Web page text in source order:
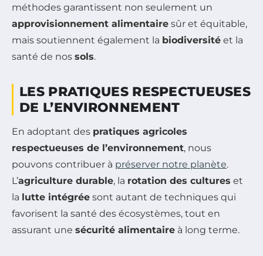
méthodes garantissent non seulement un
approvisionnement alimentaire sûr et équitable,
mais soutiennent également la biodiversité et la
santé de nos sols.
LES PRATIQUES RESPECTUEUSES
DE L’ENVIRONNEMENT
En adoptant des pratiques agricoles
respectueuses de l’environnement, nous
pouvons contribuer à préserver notre planète.
L’agriculture durable, la rotation des cultures et
la lutte intégrée sont autant de techniques qui
favorisent la santé des écosystèmes, tout en
assurant une sécurité alimentaire à long terme.